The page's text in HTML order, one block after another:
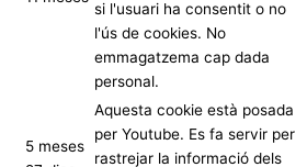
si l'usuari ha consentit o no
l'ús de cookies. No
emmagatzema cap dada
personal.
5 meses
Aquesta cookie està posada
per Youtube. Es fa servir per
rastrejar la informació dels